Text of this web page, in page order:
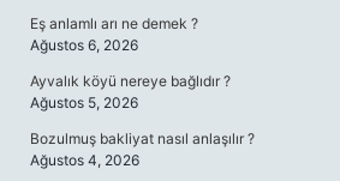
Eş anlamlı arı ne demek ?
Ağustos 6, 2026
Ayvalık köyü nereye bağlıdır ?
Ağustos 5, 2026
Bozulmuş bakliyat nasıl anlaşılır ?
Ağustos 4, 2026